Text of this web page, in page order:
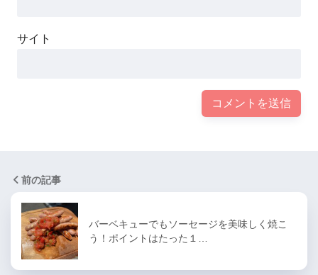
サイト
前の記事
バーベキューでもソーセージを美味しく焼こ
う！ポイントはたった１…